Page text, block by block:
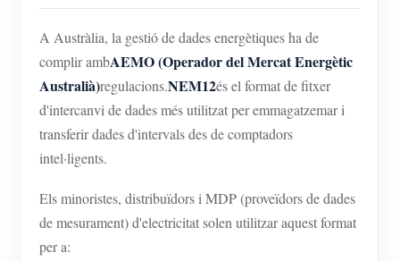
A Austràlia, la gestió de dades energètiques ha de
complir ambAEMO (Operador del Mercat Energètic
Australià)regulacions.NEM12és el format de fitxer
d'intercanvi de dades més utilitzat per emmagatzemar i
transferir dades d'intervals des de comptadors
intel·ligents.
Els minoristes, distribuïdors i MDP (proveïdors de dades
de mesurament) d'electricitat solen utilitzar aquest format
per a: